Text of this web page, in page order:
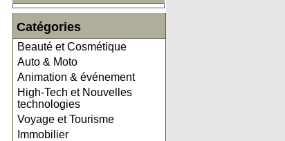
Catégories
Beauté et Cosmétique
Auto & Moto
Animation & événement
High-Tech et Nouvelles
technologies
Voyage et Tourisme
Immobilier